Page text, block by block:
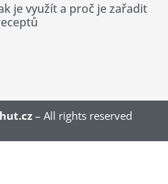
je využít a proč je zařadit
– All rights reserved